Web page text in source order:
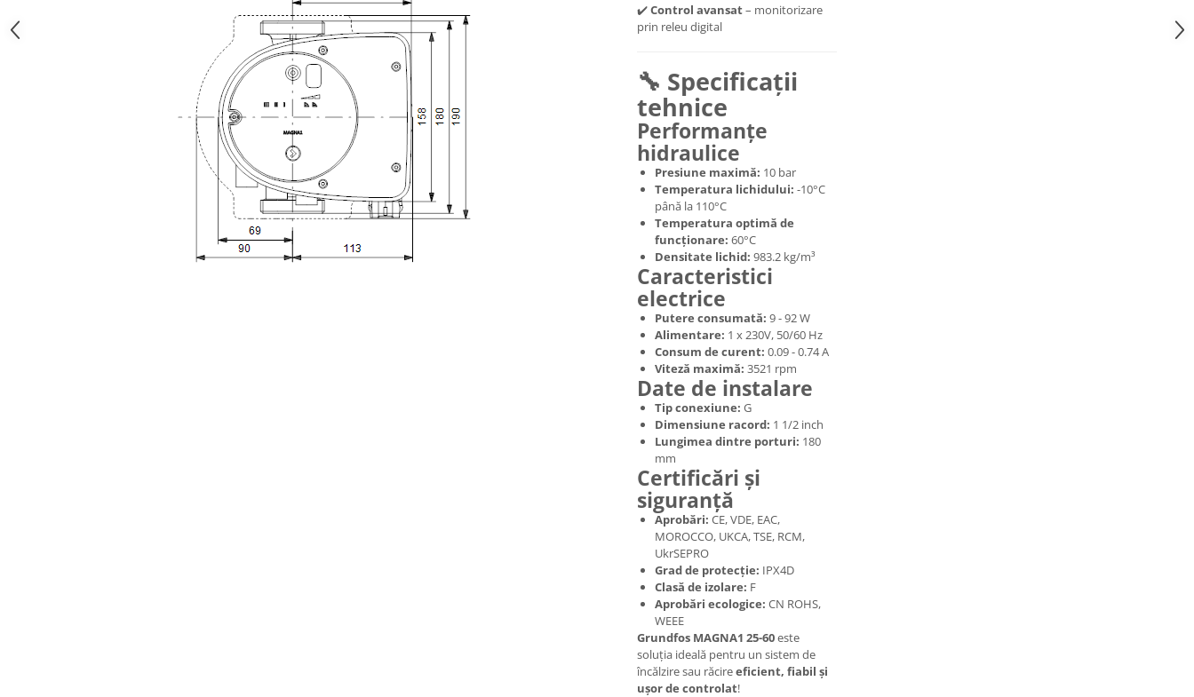
✔️Control avansat– monitorizare
prin releu digital
🔧 Specificații
tehnice
Performanțe
hidraulice
Presiune maximă: 10 bar
Temperatura lichidului: -10°C
până la 110°C
Temperatura optimă de
funcționare: 60°C
Densitate lichid: 983.2 kg/m³
Caracteristici
electrice
Putere consumată: 9 - 92 W
Alimentare: 1 x 230V, 50/60 Hz
Consum de curent: 0.09 - 0.74 A
Viteză maximă: 3521 rpm
Date de instalare
Tip conexiune: G
Dimensiune racord: 1 1/2 inch
Lungimea dintre porturi: 180
mm
Certificări și
siguranță
Aprobări: CE, VDE, EAC,
MOROCCO, UKCA, TSE, RCM,
UkrSEPRO
Grad de protecție: IPX4D
Clasă de izolare: F
Aprobări ecologice: CN ROHS,
WEEE
Grundfos MAGNA1 25-60este
soluția ideală pentru un sistem de
încălzire sau răcireeficient, fiabil și
ușor de controlat!